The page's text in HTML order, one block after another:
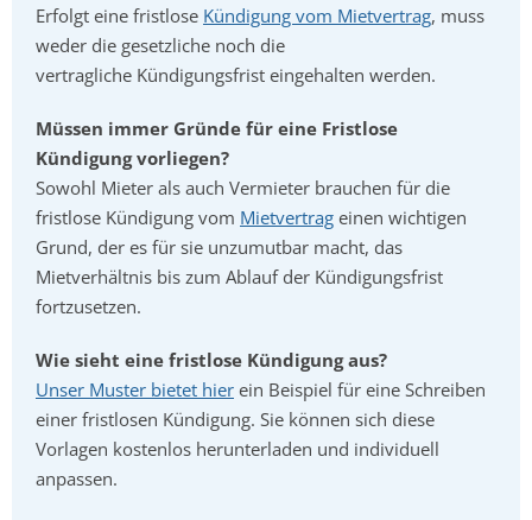
Erfolgt eine fristlose Kündigung vom Mietvertrag, muss
weder die gesetzliche noch die
vertragliche Kündigungsfrist eingehalten werden.
Müssen immer Gründe für eine Fristlose
Kündigung vorliegen?
Sowohl Mieter als auch Vermieter brauchen für die
fristlose Kündigung vom Mietvertrag einen wichtigen
Grund, der es für sie unzumutbar macht, das
Mietverhältnis bis zum Ablauf der Kündigungsfrist
fortzusetzen.
Wie sieht eine fristlose Kündigung aus?
Unser Muster bietet hier ein Beispiel für eine Schreiben
einer fristlosen Kündigung. Sie können sich diese
Vorlagen kostenlos herunterladen und individuell
anpassen.